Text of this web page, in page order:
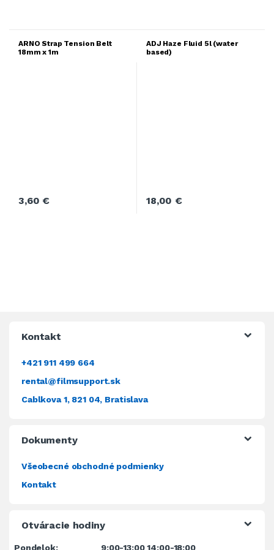
ARNO Strap Tension Belt
18mm x 1m
3,60€
ADJ Haze Fluid 5l (water
based)
18,00€
Kontakt
+421 911 499 664
rental@filmsupport.sk
Cablkova 1, 821 04, Bratislava
Dokumenty
Všeobecné obchodné podmienky
Kontakt
Otváracie hodiny
Pondelok: 9:00-13:00 14:00-18:00